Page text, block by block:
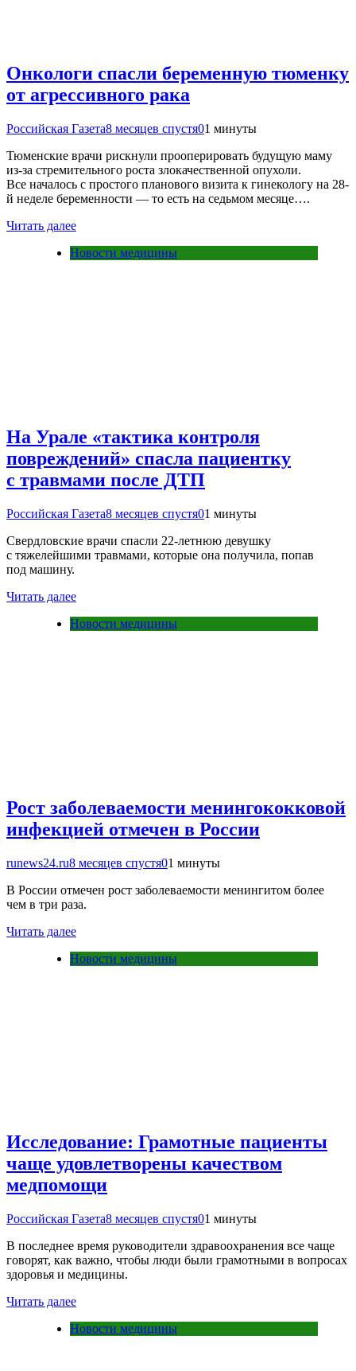
Онкологи спасли беременную тюменку
от агрессивного рака
Российская Газета8 месяцев спустя01 минуты
Тюменские врачи рискнули прооперировать будущую маму
из-за стремительного роста злокачественной опухоли.
Все началось с простого планового визита к гинекологу на 28-
й неделе беременности — то есть на седьмом месяце….
Читать далее
Новости медицины
На Урале «тактика контроля
повреждений» спасла пациентку
с травмами после ДТП
Российская Газета8 месяцев спустя01 минуты
Свердловские врачи спасли 22-летнюю девушку
с тяжелейшими травмами, которые она получила, попав
под машину.
Читать далее
Новости медицины
Рост заболеваемости менингококковой
инфекцией отмечен в России
runews24.ru8 месяцев спустя01 минуты
В России отмечен рост заболеваемости менингитом более
чем в три раза.
Читать далее
Новости медицины
Исследование: Грамотные пациенты
чаще удовлетворены качеством
медпомощи
Российская Газета8 месяцев спустя01 минуты
В последнее время руководители здравоохранения все чаще
говорят, как важно, чтобы люди были грамотными в вопросах
здоровья и медицины.
Читать далее
Новости медицины